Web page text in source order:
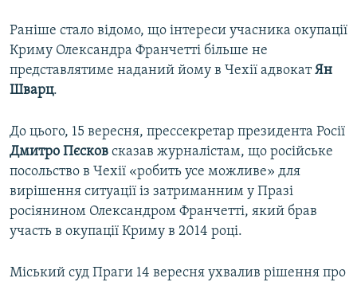
Раніше стало відомо, що інтереси учасника окупації
Криму Олександра Франчетті більше не
представлятиме наданий йому в Чехії адвокатЯн
Шварц.
До цього, 15 вересня, прессекретар президента Росії
Дмитро Пєсков сказав журналістам, що російське
посольство в Чехії «робить усе можливе» для
вирішення ситуації із затриманним у Празі
росіянином Олександром Франчетті, який брав
участь в окупації Криму в 2014 році.
Міський суд Праги 14 вересня ухвалив рішення про